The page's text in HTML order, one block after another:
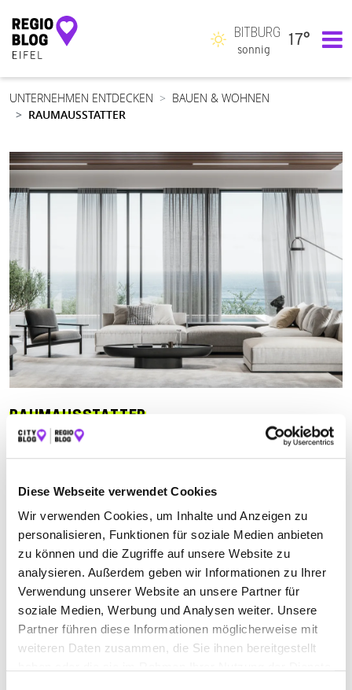
Diese Webseite verwendet Cookies
Wir verwenden Cookies, um Inhalte und Anzeigen zu
personalisieren, Funktionen für soziale Medien anbieten
zu können und die Zugriffe auf unsere Website zu
analysieren. Außerdem geben wir Informationen zu Ihrer
Verwendung unserer Website an unsere Partner für
soziale Medien, Werbung und Analysen weiter. Unsere
Partner führen diese Informationen möglicherweise mit
weiteren Daten zusammen, die Sie ihnen bereitgestellt
Hauptnavigation
BITBURG
sonnig
17°
UNTERNEHMEN ENTDECKEN
BAUEN & WOHNEN
RAUMAUSSTATTER
RAUMAUSSTATTER
Suchen nach
Finden
ALLE BITBURG GEICHLINGEN
SABINE MEYERS GARDINEN U.